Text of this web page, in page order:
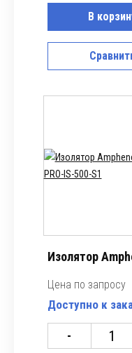
В
Изолятор
Цена по запросу
Доступно к
-